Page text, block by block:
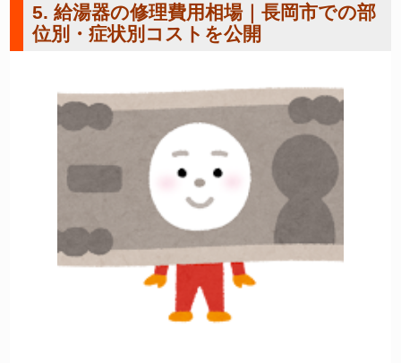
5. 給湯器の修理費用相場｜長岡市での部
位別・症状別コストを公開